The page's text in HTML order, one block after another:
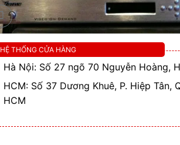
HỆ THỐNG CỬA HÀNG
Hà Nội: Số 27 ngõ 70 Nguyễn Hoàng,
HCM: Số 37 Dương Khuê, P. Hiệp Tân,
HCM